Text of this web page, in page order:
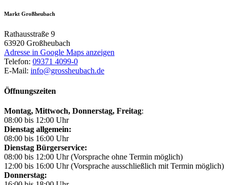
Markt Großheubach
Rathausstraße 9
63920 Großheubach
Adresse in Google Maps anzeigen
Telefon: 09371 4099-0
E-Mail: info@grossheubach.de
Öffnungszeiten
Montag, Mittwoch, Donnerstag, Freitag:
08:00 bis 12:00 Uhr
Dienstag allgemein:
08:00 bis 16:00 Uhr
Dienstag Bürgerservice:
08:00 bis 12:00 Uhr (Vorsprache ohne Termin möglich)
12:00 bis 16:00 Uhr (Vorsprache ausschließlich mit Termin möglich)
Donnerstag: